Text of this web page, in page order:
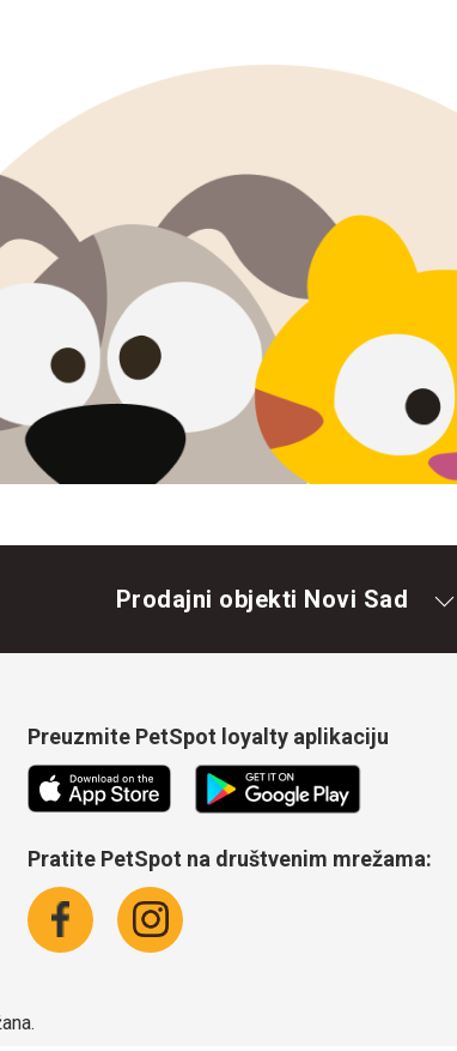
Prodajni objekti Novi Sad
Preuzmite PetSpot loyalty aplikaciju
Pratite PetSpot na društvenim mrežama: